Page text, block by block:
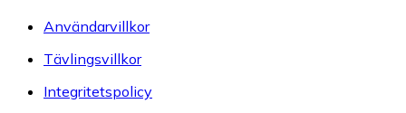
Användarvillkor
Tävlingsvillkor
Integritetspolicy